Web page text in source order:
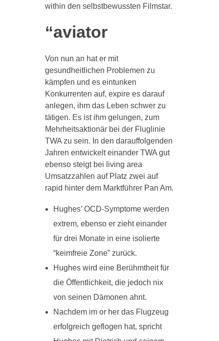
within den selbstbewussten Filmstar.
“aviator
Von nun an hat er mit
gesundheitlichen Problemen zu
kämpfen und es eintunken
Konkurrenten auf, expire es darauf
anlegen, ihm das Leben schwer zu
tätigen. Es ist ihm gelungen, zum
Mehrheitsaktionär bei der Fluglinie
TWA zu sein. In den darauffolgenden
Jahren entwickelt einander TWA gut
ebenso steigt bei living area
Umsatzzahlen auf Platz zwei auf
rapid hinter dem Marktführer Pan Am.
Hughes’ OCD-Symptome werden
extrem, ebenso er zieht einander
für drei Monate in eine isolierte
“keimfreie Zone” zurück.
Hughes wird eine Berühmtheit für
die Öffentlichkeit, die jedoch nix
von seinen Dämonen ahnt.
Nachdem im or her das Flugzeug
erfolgreich geflogen hat, spricht